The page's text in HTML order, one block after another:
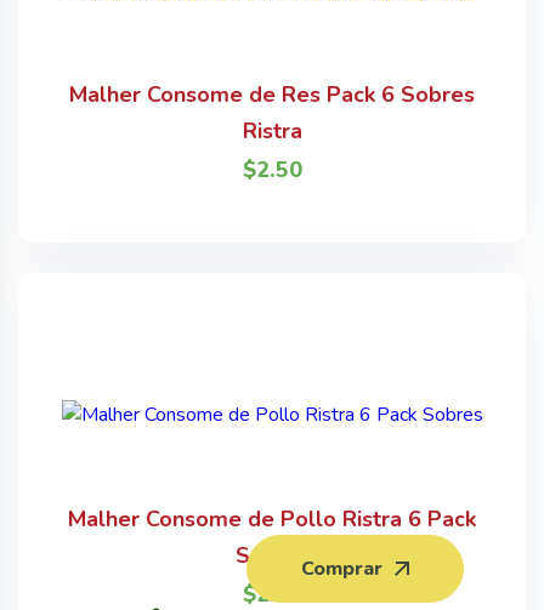
Malher Consome de Res Pack 6 Sobres
Ristra
$2.50
Malher Consome de Pollo Ristra 6 Pack
Sobres
$2.50
Comprar